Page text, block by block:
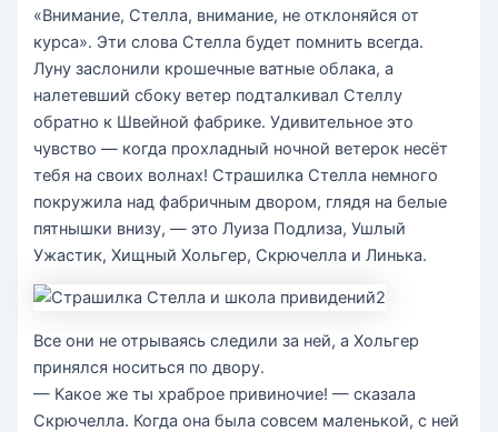
«Внимание, Стелла, внимание, не отклоняйся от
курса». Эти слова Стелла будет помнить всегда.
Луну заслонили крошечные ватные облака, а
налетевший сбоку ветер подталкивал Стеллу
обратно к Швейной фабрике. Удивительное это
чувство — когда прохладный ночной ветерок несёт
тебя на своих волнах! Страшилка Стелла немного
покружила над фабричным двором, глядя на белые
пятнышки внизу, — это Луиза Подлиза, Ушлый
Ужастик, Хищный Хольгер, Скрючелла и Линька.
Все они не отрываясь следили за ней, а Хольгер
принялся носиться по двору.
— Какое же ты храброе привиночие! — сказала
Скрючелла. Когда она была совсем маленькой, с ней